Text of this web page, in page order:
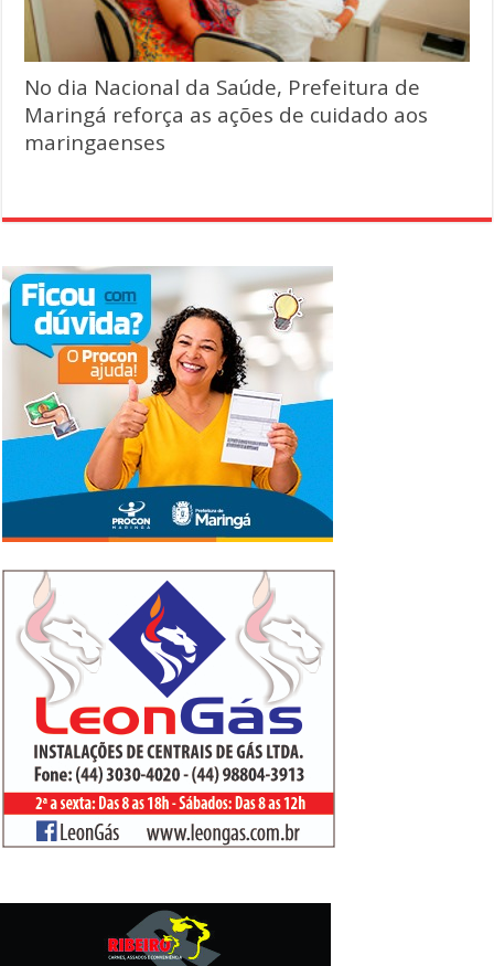
No dia Nacional da Saúde, Prefeitura de
Maringá reforça as ações de cuidado aos
maringaenses